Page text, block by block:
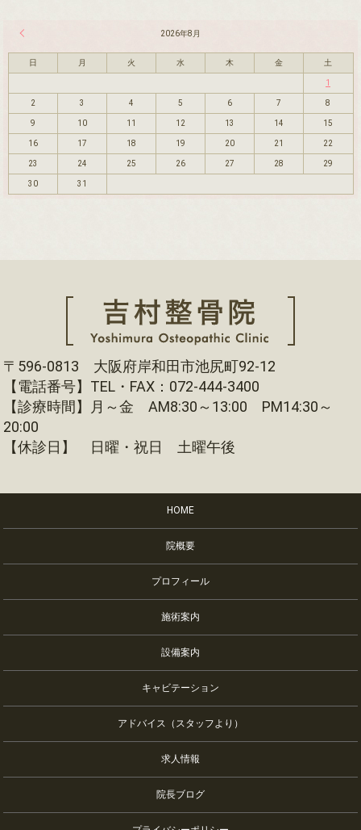
2026年8月
日 月 火 水 木 金 土
1
2 3 4 5 6 7 8
9 10 11 12 13 14 15
16 17 18 19 20 21 22
23 24 25 26 27 28 29
30 31
〒596-0813 大阪府岸和田市池尻町92-12
【電話番号】TEL・FAX：072-444-3400
【診療時間】月～金 AM8:30～13:00 PM14:30～
20:00
【休診日】 日曜・祝日 土曜午後
HOME
院概要
プロフィール
施術案内
設備案内
キャビテーション
アドバイス（スタッフより）
求人情報
院長ブログ